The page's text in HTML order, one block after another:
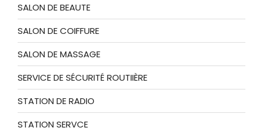
SALON DE BEAUTE
SALON DE COIFFURE
SALON DE MASSAGE
SERVICE DE SÉCURITÉ ROUTIIÈRE
STATION DE RADIO
STATION SERVCE